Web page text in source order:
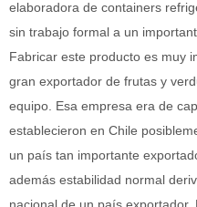
elaboradora de containers
sin trabajo formal a un
Fabricar este producto es muy
gran exportador de frutas y
equipo. Esa empresa era de
establecieron en Chile
un país tan importante
además estabilidad normal
nacional de un país